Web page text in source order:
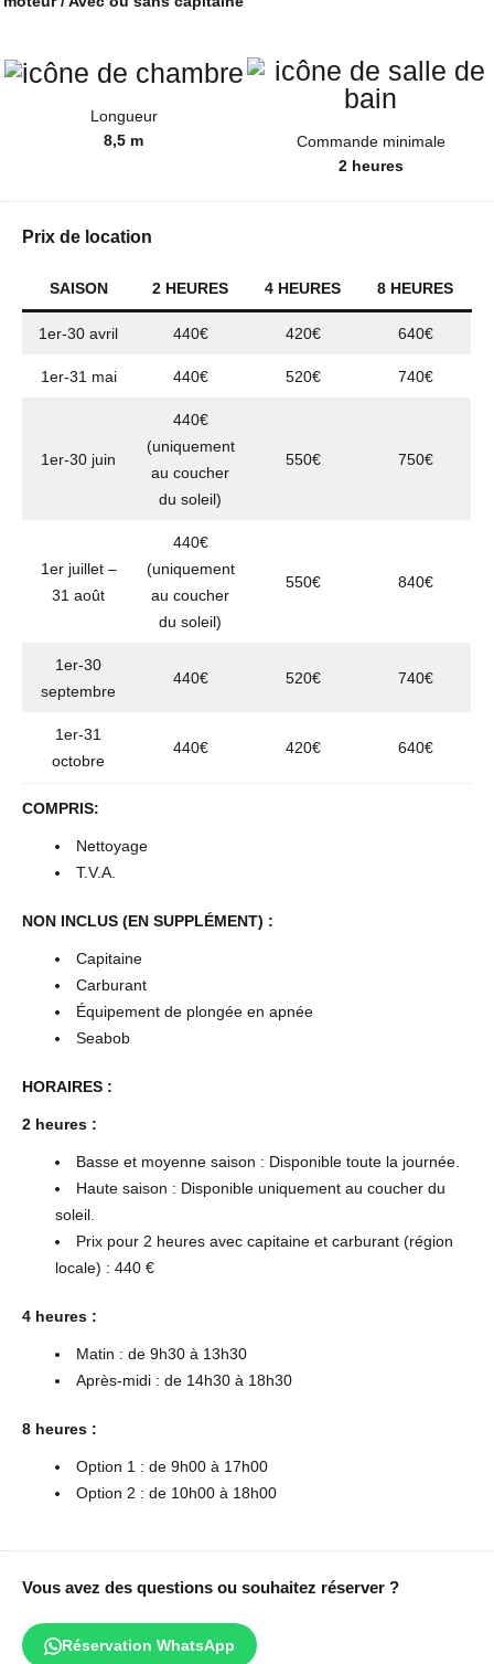
Longueur
8,5 m
Commande minimale
2 heures
Prix de location
SAISON 2 HEURES 4 HEURES 8 HEURES
1er-30 avril 440€ 420€ 640€
1er-31 mai 440€ 520€ 740€
1er-30 juin
440€
(uniquement
au coucher
du soleil)
550€ 750€
1er juillet –
31 août
440€
(uniquement
au coucher
du soleil)
550€ 840€
1er-30
septembre
440€ 520€ 740€
1er-31
octobre
440€ 420€ 640€
COMPRIS:
Nettoyage
T.V.A.
NON INCLUS (EN SUPPLÉMENT) :
Capitaine
Carburant
Équipement de plongée en apnée
Seabob
HORAIRES :
2 heures :
Basse et moyenne saison : Disponible toute la journée.
Haute saison : Disponible uniquement au coucher du
soleil.
Prix pour 2 heures avec capitaine et carburant (région
locale) : 440 €
4 heures :
Matin : de 9h30 à 13h30
Après-midi : de 14h30 à 18h30
8 heures :
Option 1 : de 9h00 à 17h00
Option 2 : de 10h00 à 18h00
Vous avez des questions ou souhaitez réserver ?
Réservation WhatsApp